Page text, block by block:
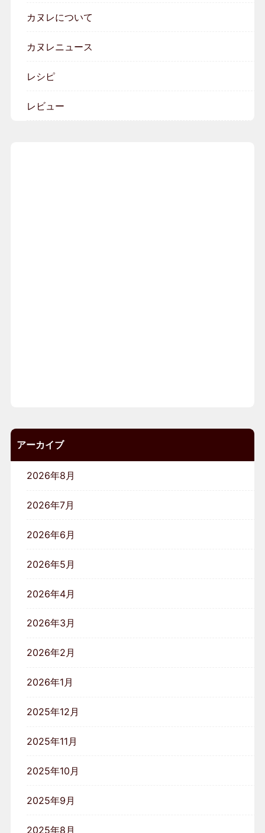
カヌレについて
カヌレニュース
レシピ
レビュー
アーカイブ
2026年8月
2026年7月
2026年6月
2026年5月
2026年4月
2026年3月
2026年2月
2026年1月
2025年12月
2025年11月
2025年10月
2025年9月
2025年8月